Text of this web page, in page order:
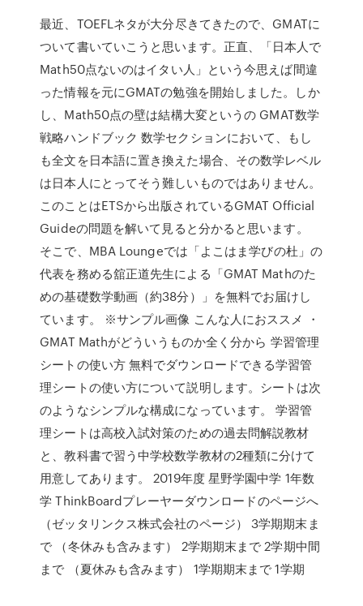
最近、TOEFLネタが大分尽きてきたので、GMATに
ついて書いていこうと思います。正直、「日本人で
Math50点ないのはイタい人」という今思えば間違
った情報を元にGMATの勉強を開始しました。しか
し、Math50点の壁は結構大変というの GMAT数学
戦略ハンドブック 数学セクションにおいて、もし
も全文を日本語に置き換えた場合、その数学レベル
は日本人にとってそう難しいものではありません。
このことはETSから出版されているGMAT Official
Guideの問題を解いて見ると分かると思います。
そこで、MBA Loungeでは「よこはま学びの杜」の
代表を務める舘正道先生による「GMAT Mathのた
めの基礎数学動画（約38分）」を無料でお届けし
ています。 ※サンプル画像 こんな人におススメ ・
GMAT Mathがどういうものか全く分から 学習管理
シートの使い方 無料でダウンロードできる学習管
理シートの使い方について説明します。シートは次
のようなシンプルな構成になっています。 学習管
理シートは高校入試対策のための過去問解説教材
と、教科書で習う中学校数学教材の2種類に分けて
用意してあります。 2019年度 星野学園中学 1年数
学 ThinkBoardプレーヤーダウンロードのページへ
（ゼッタリンクス株式会社のページ） 3学期期末ま
で （冬休みも含みます） 2学期期末まで 2学期中間
まで （夏休みも含みます） 1学期期末まで 1学期